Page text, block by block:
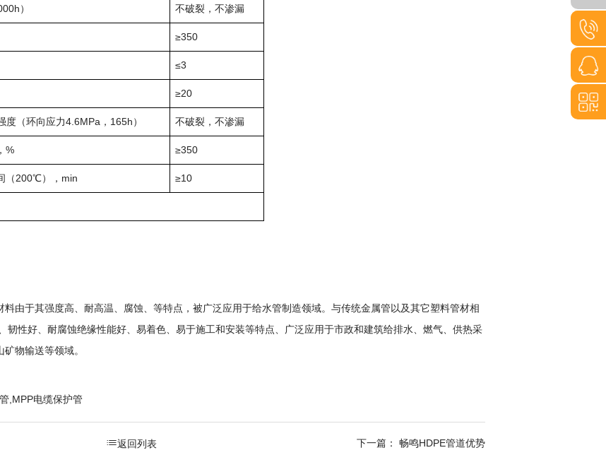
） 不破裂，不渗漏
≥350
≤3
≥20
（环向应力4.6MPa，165h） 不破裂，不渗漏
% ≥350
（200℃），min ≥10
由于其强度高、耐高温、腐蚀、等特点，被广泛应用于给水管制造领域。与传统金属管以及其它塑料管材相
韧性好、耐腐蚀绝缘性能好、易着色、易于施工和安装等特点、广泛应用于市政和建筑给排水、燃气、供热采
物输送等领域。
,MPP电缆保护管
返回列表 下一篇： 畅鸣HDPE管道优势